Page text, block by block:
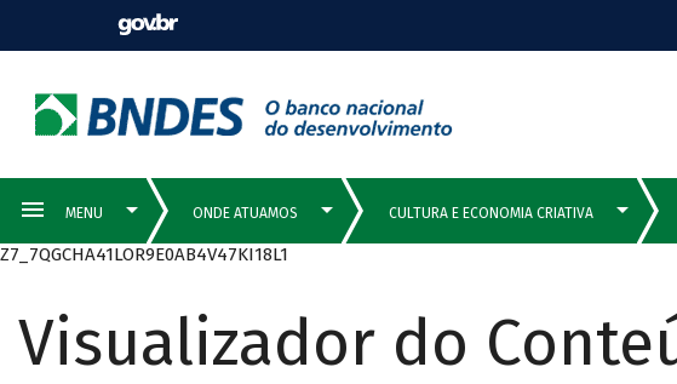
Z7_7QGCHA41LOR9E0AB4V47KI18L1
Visualizador do